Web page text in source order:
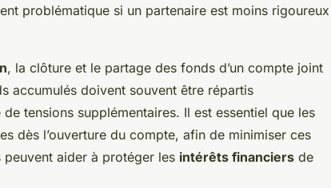
problématique si un partenaire est moins rigoureux
, la clôture et le partage des fonds d’un compte joint
accumulés doivent souvent être répartis
tensions supplémentaires. Il est essentiel que les
dès l’ouverture du compte, afin de minimiser ces
aider à protéger les intérêts financiers de